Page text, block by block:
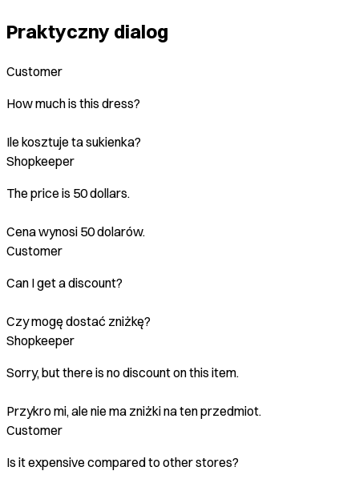
Praktyczny dialog
Customer
How much is this dress?
Ile kosztuje ta sukienka?
Shopkeeper
The price is 50 dollars.
Cena wynosi 50 dolarów.
Customer
Can I get a discount?
Czy mogę dostać zniżkę?
Shopkeeper
Sorry, but there is no discount on this item.
Przykro mi, ale nie ma zniżki na ten przedmiot.
Customer
Is it expensive compared to other stores?